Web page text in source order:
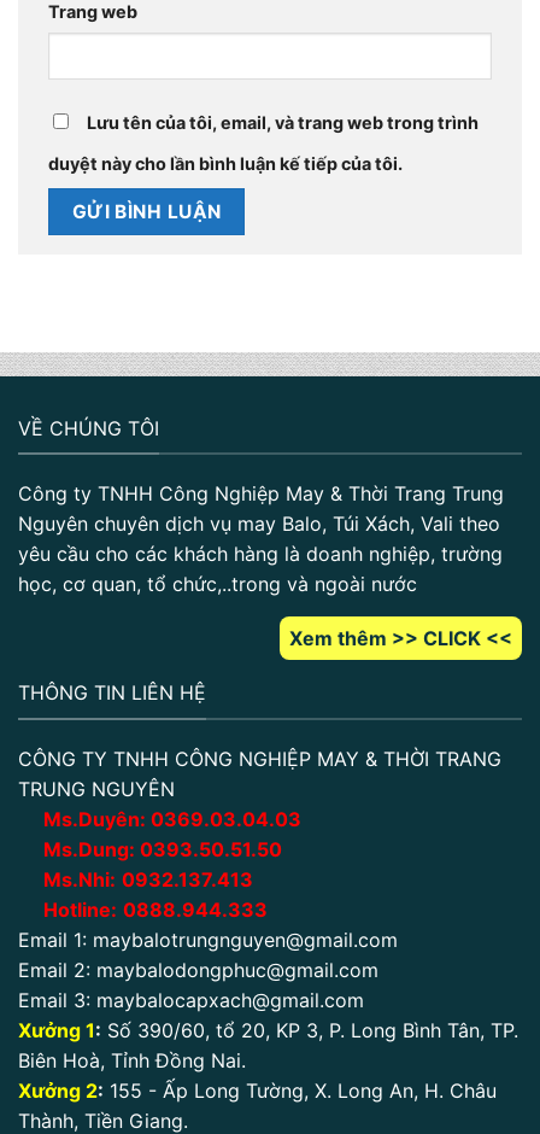
Trang web
Lưu tên của tôi, email, và trang web trong trình
duyệt này cho lần bình luận kế tiếp của tôi.
VỀ CHÚNG TÔI
Công ty TNHH Công Nghiệp May & Thời Trang Trung
Nguyên chuyên dịch vụ may Balo, Túi Xách, Vali theo
yêu cầu cho các khách hàng là doanh nghiệp, trường
học, cơ quan, tổ chức,..trong và ngoài nước
Xem thêm >> CLICK <<
THÔNG TIN LIÊN HỆ
CÔNG TY TNHH CÔNG NGHIỆP MAY & THỜI TRANG
TRUNG NGUYÊN
Ms.Duyên: 0369.03.04.03
Ms.Dung: 0393.50.51.50
Ms.Nhi: 0932.137.413
Hotline: 0888.944.333
Email 1: maybalotrungnguyen@gmail.com
Email 2: maybalodongphuc@gmail.com
Email 3: maybalocapxach@gmail.com
Xưởng 1: Số 390/60, tổ 20, KP 3, P. Long Bình Tân, TP.
Biên Hoà, Tỉnh Đồng Nai.
Xưởng 2: 155 - Ấp Long Tường, X. Long An, H. Châu
Thành, Tiền Giang.